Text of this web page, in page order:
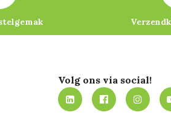
Volg ons via social!